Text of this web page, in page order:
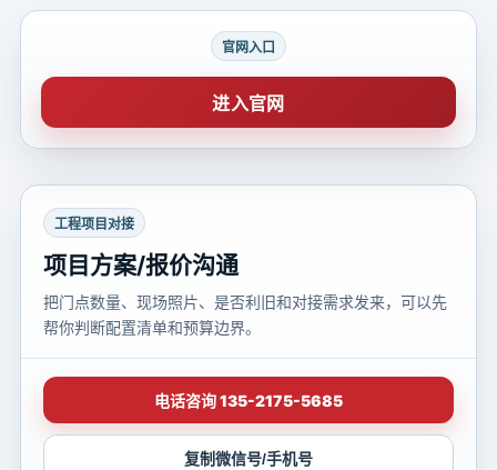
官网入口
进入官网
工程项目对接
项目方案/报价沟通
把门点数量、现场照片、是否利旧和对接需求发来，可以先
帮你判断配置清单和预算边界。
电话咨询 135-2175-5685
复制微信号/手机号